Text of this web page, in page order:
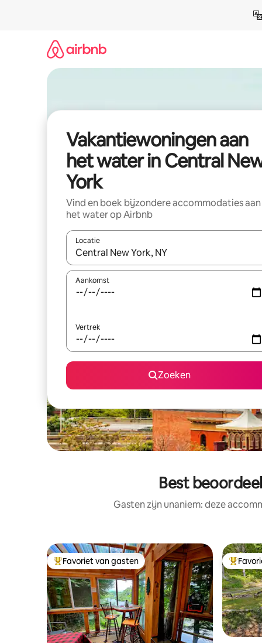
Vakantiewoningen aan
het water in Central
York
Vind en boek bijzondere accommodaties aan
het water op Airbnb
Locatie
Wanneer er suggesties beschikbaar zijn, maak
Aankomst
Vertrek
Zoeken
Best
Gasten zijn unaniem: deze
Topfavoriet van gasten
Favoriet van gasten